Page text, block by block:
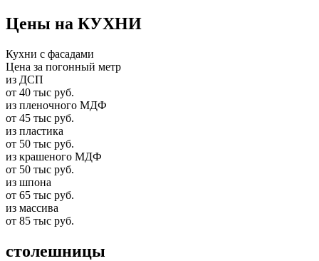
Цены на КУХНИ
Кухни с фасадами
Цена за погонный метр
из ДСП
от 40 тыс руб.
из пленочного МДФ
от 45 тыс руб.
из пластика
от 50 тыс руб.
из крашеного МДФ
от 50 тыс руб.
из шпона
от 65 тыс руб.
из массива
от 85 тыс руб.
столешницы